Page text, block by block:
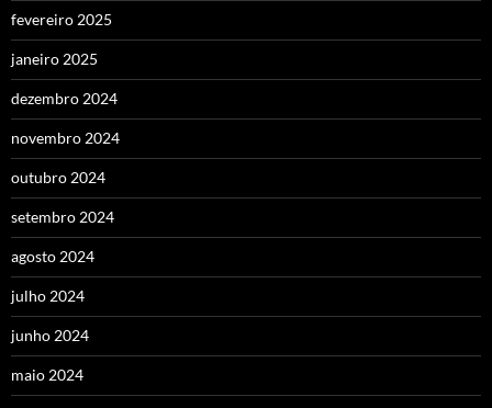
fevereiro 2025
janeiro 2025
dezembro 2024
novembro 2024
outubro 2024
setembro 2024
agosto 2024
julho 2024
junho 2024
maio 2024